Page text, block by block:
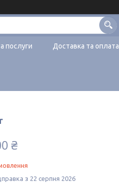
послуги Доставка та оплата
₴
з 22 серпня 2026